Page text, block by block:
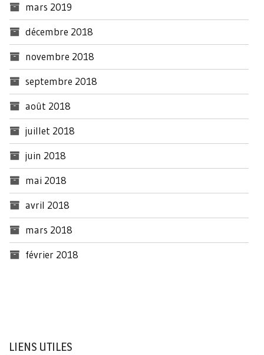
mars 2019
décembre 2018
novembre 2018
septembre 2018
août 2018
juillet 2018
juin 2018
mai 2018
avril 2018
mars 2018
février 2018
LIENS UTILES